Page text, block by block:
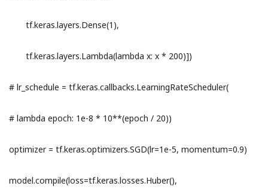
tf.keras.layers.Dense(1),
tf.keras.layers.Lambda(lambda x: x * 200)])
# lr_schedule = tf.keras.callbacks.LearningRateScheduler(
# lambda epoch: 1e-8 * 10**(epoch / 20))
optimizer = tf.keras.optimizers.SGD(lr=1e-5, momentum=0.9)
model.compile(loss=tf.keras.losses.Huber(),